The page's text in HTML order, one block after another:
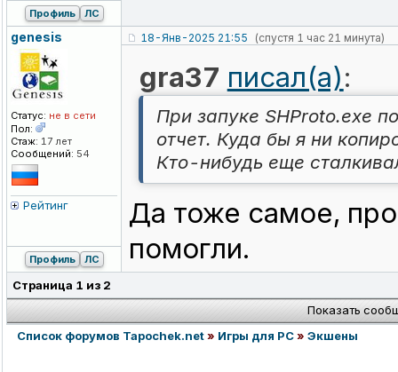
Профиль ЛС
genesis
Статус: не в сети
Пол:
Стаж: 17 лет
Сообщений: 54
Рейтинг
18-Янв-2025 21:55 (спустя 1 час 21 минута)
gra37 писал(а):
При запуке SHProto.exe
отчет. Куда бы я ни
Кто-нибудь еще
Да тоже самое,
помогли.
Профиль ЛС
Страница 1 из 2
Показать
Список форумов Tapochek.net» Игры для PC» Экшены